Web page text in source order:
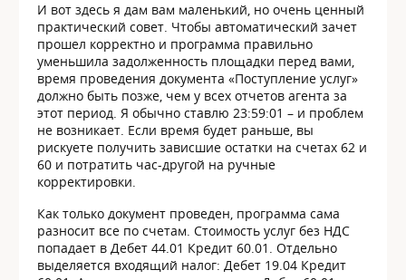
И вот здесь я дам вам маленький, но очень ценный
практический совет. Чтобы автоматический зачет
прошел корректно и программа правильно
уменьшила задолженность площадки перед вами,
время проведения документа «Поступление услуг»
должно быть позже, чем у всех отчетов агента за
этот период. Я обычно ставлю 23:59:01 – и проблем
не возникает. Если время будет раньше, вы
рискуете получить зависшие остатки на счетах 62 и
60 и потратить час-другой на ручные
корректировки.
Как только документ проведен, программа сама
разносит все по счетам. Стоимость услуг без НДС
попадает в Дебет 44.01 Кредит 60.01. Отдельно
выделяется входящий налог: Дебет 19.04 Кредит